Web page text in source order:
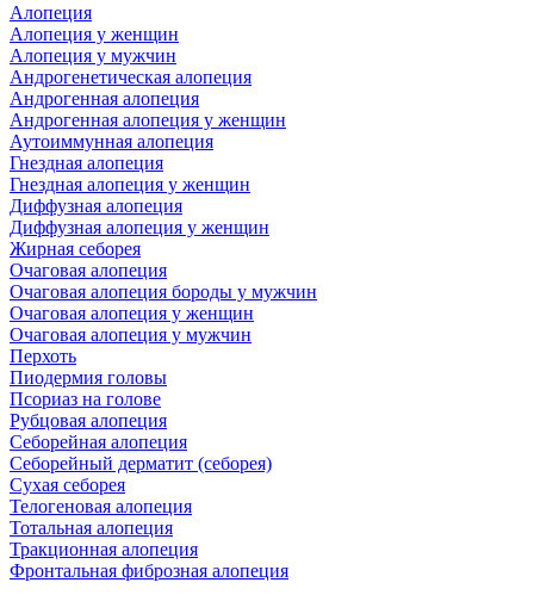
Алопеция
Алопеция у женщин
Алопеция у мужчин
Андрогенетическая алопеция
Андрогенная алопеция
Андрогенная алопеция у женщин
Аутоиммунная алопеция
Гнездная алопеция
Гнездная алопеция у женщин
Диффузная алопеция
Диффузная алопеция у женщин
Жирная себорея
Очаговая алопеция
Очаговая алопеция бороды у мужчин
Очаговая алопеция у женщин
Очаговая алопеция у мужчин
Перхоть
Пиодермия головы
Псориаз на голове
Рубцовая алопеция
Себорейная алопеция
Себорейный дерматит (себорея)
Сухая себорея
Телогеновая алопеция
Тотальная алопеция
Тракционная алопеция
Фронтальная фиброзная алопеция